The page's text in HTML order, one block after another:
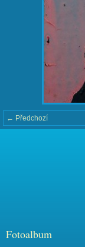
← Předchozí
Fotoalbum